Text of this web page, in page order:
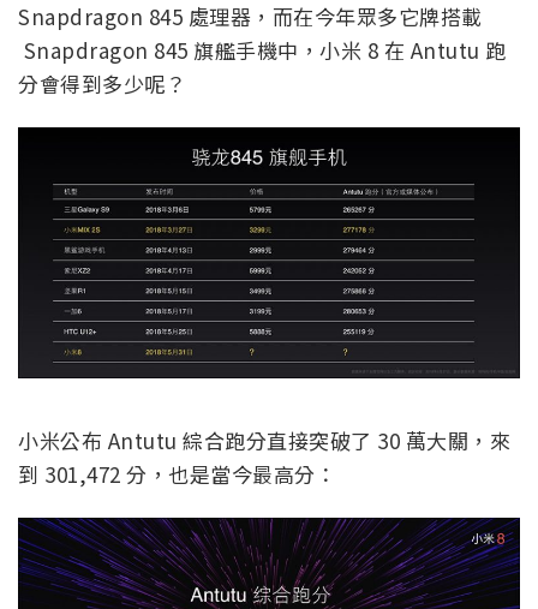
Snapdragon 845 處理器，而在今年眾多它牌搭載
Snapdragon 845 旗艦手機中，小米 8 在 Antutu 跑
分會得到多少呢？
小米公布 Antutu 綜合跑分直接突破了 30 萬大關，來
到 301,472 分，也是當今最高分：